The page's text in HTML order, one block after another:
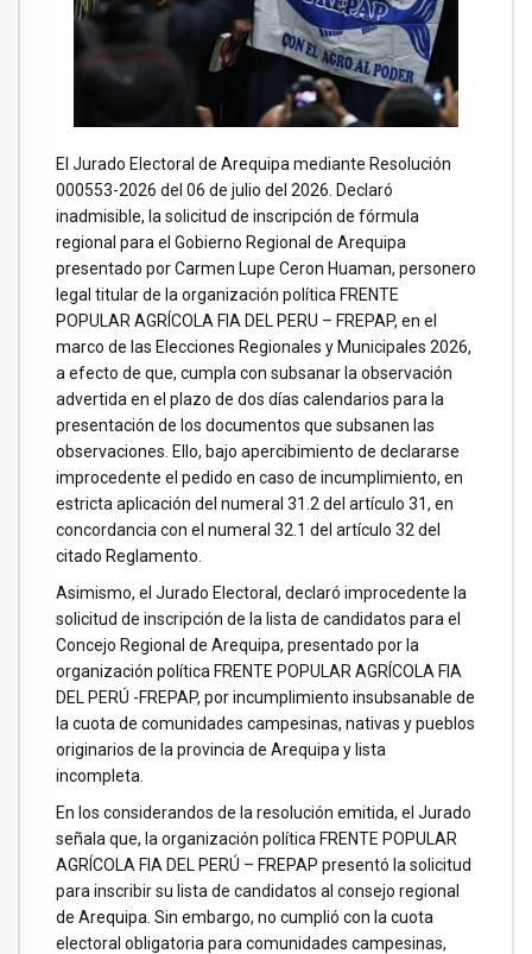
El Jurado Electoral de Arequipa mediante Resolución
000553-2026 del 06 de julio del 2026. Declaró
inadmisible, la solicitud de inscripción de fórmula
regional para el Gobierno Regional de Arequipa
presentado por Carmen Lupe Ceron Huaman, personero
legal titular de la organización política FRENTE
POPULAR AGRÍCOLA FIA DEL PERU – FREPAP, en el
marco de las Elecciones Regionales y Municipales 2026,
a efecto de que, cumpla con subsanar la observación
advertida en el plazo de dos días calendarios para la
presentación de los documentos que subsanen las
observaciones. Ello, bajo apercibimiento de declararse
improcedente el pedido en caso de incumplimiento, en
estricta aplicación del numeral 31.2 del artículo 31, en
concordancia con el numeral 32.1 del artículo 32 del
citado Reglamento.
Asimismo, el Jurado Electoral, declaró improcedente la
solicitud de inscripción de la lista de candidatos para el
Concejo Regional de Arequipa, presentado por la
organización política FRENTE POPULAR AGRÍCOLA FIA
DEL PERÚ -FREPAP, por incumplimiento insubsanable de
la cuota de comunidades campesinas, nativas y pueblos
originarios de la provincia de Arequipa y lista
incompleta.
En los considerandos de la resolución emitida, el Jurado
señala que, la organización política FRENTE POPULAR
AGRÍCOLA FIA DEL PERÚ – FREPAP presentó la solicitud
para inscribir su lista de candidatos al consejo regional
de Arequipa. Sin embargo, no cumplió con la cuota
electoral obligatoria para comunidades campesinas,